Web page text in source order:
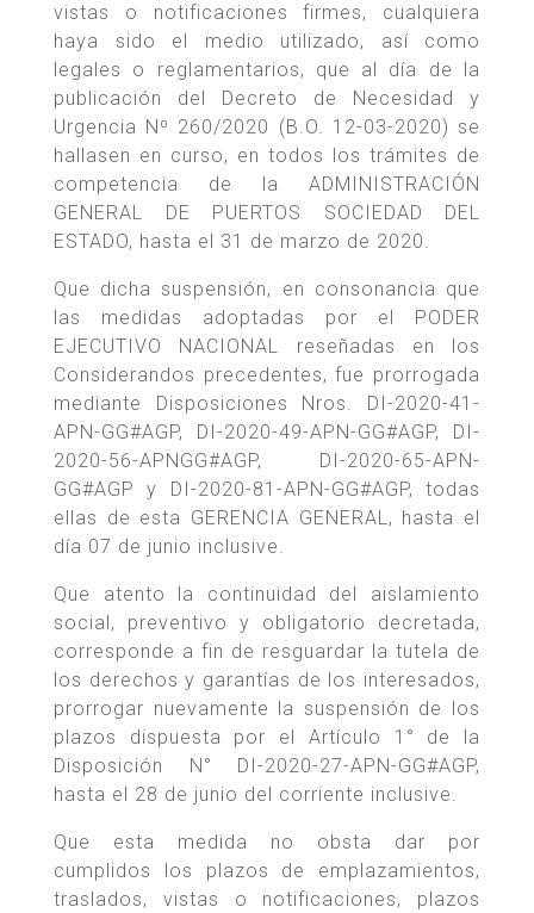
vistas o notificaciones firmes, cualquiera
haya sido el medio utilizado, así como
legales o reglamentarios, que al día de la
publicación del Decreto de Necesidad y
Urgencia Nº 260/2020 (B.O. 12-03-2020) se
hallasen en curso, en todos los trámites de
competencia de la ADMINISTRACIÓN
GENERAL DE PUERTOS SOCIEDAD DEL
ESTADO, hasta el 31 de marzo de 2020.
Que dicha suspensión, en consonancia que
las medidas adoptadas por el PODER
EJECUTIVO NACIONAL reseñadas en los
Considerandos precedentes, fue prorrogada
mediante Disposiciones Nros. DI-2020-41-
APN-GG#AGP, DI-2020-49-APN-GG#AGP, DI-
2020-56-APNGG#AGP, DI-2020-65-APN-
GG#AGP y DI-2020-81-APN-GG#AGP, todas
ellas de esta GERENCIA GENERAL, hasta el
día 07 de junio inclusive.
Que atento la continuidad del aislamiento
social, preventivo y obligatorio decretada,
corresponde a fin de resguardar la tutela de
los derechos y garantías de los interesados,
prorrogar nuevamente la suspensión de los
plazos dispuesta por el Artículo 1° de la
Disposición N° DI-2020-27-APN-GG#AGP,
hasta el 28 de junio del corriente inclusive.
Que esta medida no obsta dar por
cumplidos los plazos de emplazamientos,
traslados, vistas o notificaciones, plazos